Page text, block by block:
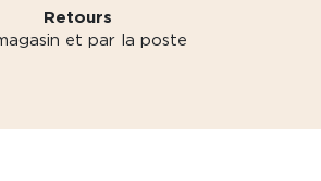
Retours
et par la poste